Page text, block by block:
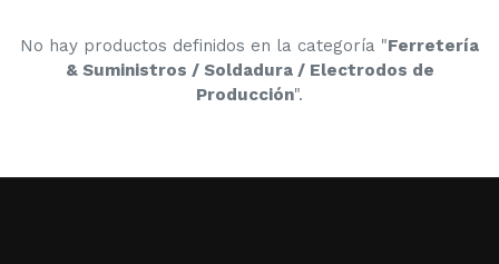
No hay productos definidos en la categoría "Ferretería
& Suministros / Soldadura / Electrodos de
Producción".